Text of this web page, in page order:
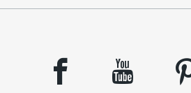
facebook youtube